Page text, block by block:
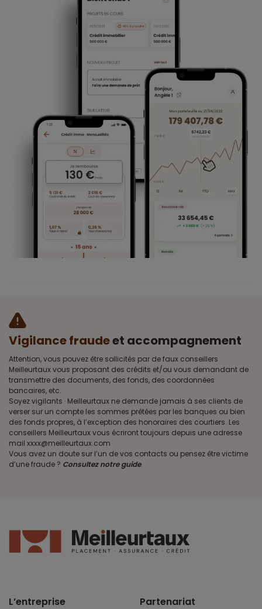
Vigilance fraudeet accompagnement
Attention, vous pouvez être sollicités par de faux conseillers
Meilleurtaux vous proposant des crédits et/ou vous demandant de
transmettre des documents, des fonds, des coordonnées
bancaires, etc.
Soyez vigilants · Meilleurtaux ne demande jamais à ses clients de
verser sur un compte les sommes prêtées par les banques ou bien
des fonds propres, à l’exception des honoraires des courtiers. Les
conseillers Meilleurtaux vous écriront toujours depuis une adresse
mail xxxx@meilleurtaux.com
Vous avez un doute sur l’un de vos contacts ou pensez être victime
d’une fraude ? Consultez notre guide.
L’entreprise Partenariat